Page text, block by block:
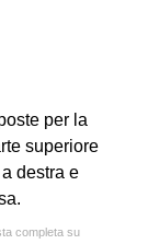
per la
superiore
destra e
completa su